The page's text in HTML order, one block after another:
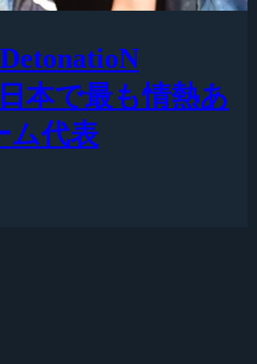
本で最も情熱あ
ム代表